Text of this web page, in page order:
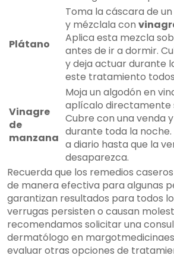
Plátano
Toma la cáscara de un
y mézclala con
Aplica esta mezcla
antes de ir a dormir.
y deja actuar durante
este tratamiento
Vinagre
de
manzana
Moja un algodón en
aplícalo directamente
Cubre con una venda
durante toda la
a diario hasta que la
desaparezca.
Recuerda que los remedios
de manera efectiva para algunas
garantizan resultados para todos
verrugas persisten o causan
recomendamos solicitar una
dermatólogo en
evaluar otras opciones de